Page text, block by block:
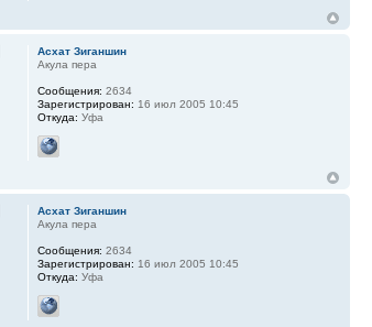
Асхат Зиганшин
Акула пера
Сообщения: 2634
Зарегистрирован: 16 июл 2005 10:45
Откуда: Уфа
Асхат Зиганшин
Акула пера
Сообщения: 2634
Зарегистрирован: 16 июл 2005 10:45
Откуда: Уфа